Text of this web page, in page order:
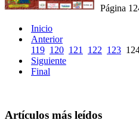
Página
Inicio
Anterior
119 120 121 122 123
Siguiente
Final
Artículos más leídos